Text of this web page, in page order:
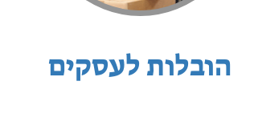
הובלות לעסקים